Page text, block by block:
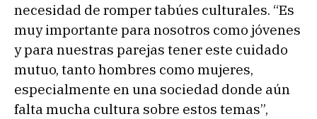
necesidad de romper tabúes culturales. “Es
muy importante para nosotros como jóvenes
y para nuestras parejas tener este cuidado
mutuo, tanto hombres como mujeres,
especialmente en una sociedad donde aún
falta mucha cultura sobre estos temas”,